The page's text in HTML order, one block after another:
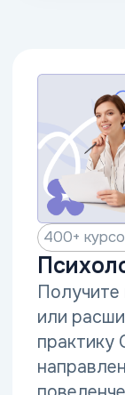
400+ курсов
Психология
для
Освойте
и
и клиентами.
Изучите
работу с РПП,